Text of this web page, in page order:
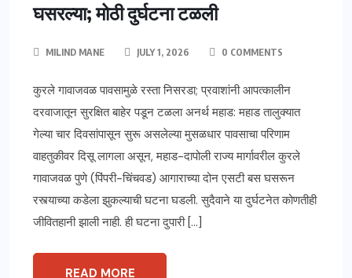
घसरल्या; मोठी दुर्घटना टळली
MILIND MANE JULY 1, 2026 0 COMMENTS
कुरले गावाजवळ पावसामुळे रस्ता निसरडा; प्रवाशांनी आपत्कालीन
दरवाजातून सुरक्षित बाहेर पडून टळला अनर्थ महाड: महाड तालुक्यात
गेल्या चार दिवसांपासून सुरू असलेल्या मुसळधार पावसाचा परिणाम
वाहतुकीवर दिसू लागला असून, महाड-दापोली राज्य मार्गावरील कुरले
गावाजवळ पुणे (पिंपरी-चिंचवड) आगाराच्या दोन एसटी बस घसरून
रस्त्याच्या कडेला झुकल्याची घटना घडली. सुदैवाने या दुर्घटनेत कोणतीही
जीवितहानी झाली नाही. ही घटना दुपारी […]
READ MORE